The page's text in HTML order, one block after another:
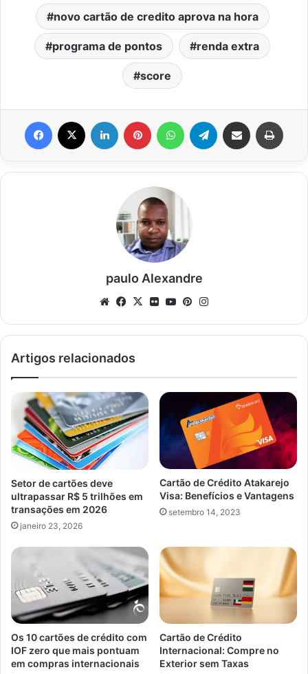
novo cartão de credito aprova na hora
programa de pontos renda extra
score
Facebook Linkedin Pinterest WhatsAppTelegram Compartilhar via e-mail
paulo Alexandre
WebsiteFacebook
X FlickrYouTubePinterest
Artigos relacionados
Setor de cartões deve
ultrapassar R$ 5 trilhões em
transações em 2026
janeiro 23, 2026
Cartão de Crédito Atakarejo
Visa: Benefícios e Vantagens
setembro 14, 2023
Os 10 cartões de crédito com
IOF zero que mais pontuam
em compras internacionais
Cartão de Crédito
Internacional: Compre no
Exterior sem Taxas